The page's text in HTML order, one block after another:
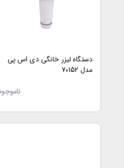
دستگاه لیزر خانگی دی اس پی
مدل 70152